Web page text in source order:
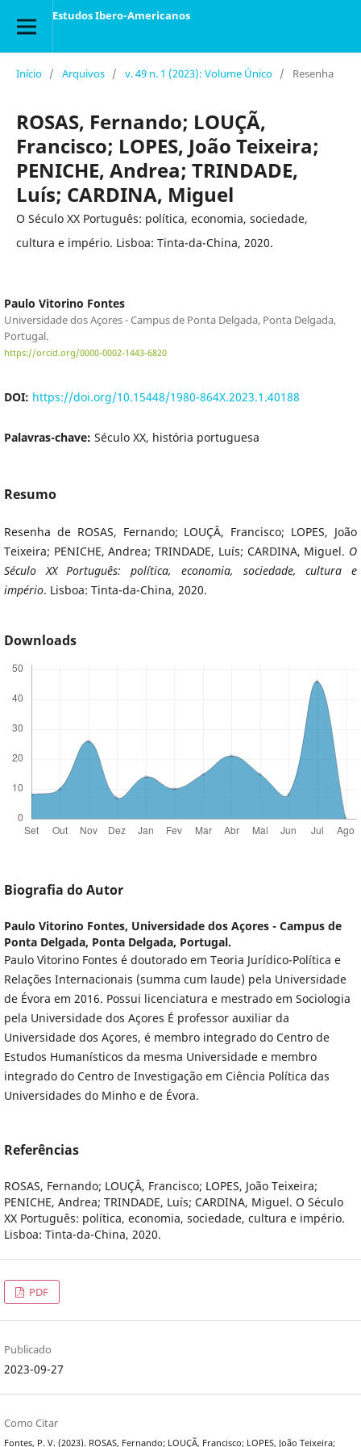
Estudos Ibero-Americanos
Início / Arquivos / v. 49 n. 1 (2023): Volume Único / Resenha
ROSAS, Fernando; LOUÇÃ,
Francisco; LOPES, João Teixeira;
PENICHE, Andrea; TRINDADE,
Luís; CARDINA, Miguel
O Século XX Português: política, economia, sociedade,
cultura e império. Lisboa: Tinta-da-China, 2020.
Paulo Vitorino Fontes
Universidade dos Açores - Campus de Ponta Delgada, Ponta Delgada,
Portugal.
https://orcid.org/0000-0002-1443-6820
DOI: https://doi.org/10.15448/1980-864X.2023.1.40188
Palavras-chave: Século XX, história portuguesa
Resumo
Resenha de ROSAS, Fernando; LOUÇÂ, Francisco; LOPES, João
Teixeira; PENICHE, Andrea; TRINDADE, Luís; CARDINA, Miguel. O
Século XX Português: política, economia, sociedade, cultura e
império. Lisboa: Tinta-da-China, 2020.
Downloads
Biografia do Autor
Paulo Vitorino Fontes, Universidade dos Açores - Campus de
Ponta Delgada, Ponta Delgada, Portugal.
Paulo Vitorino Fontes é doutorado em Teoria Jurídico-Política e
Relações Internacionais (summa cum laude) pela Universidade
de Évora em 2016. Possui licenciatura e mestrado em Sociologia
pela Universidade dos Açores É professor auxiliar da
Universidade dos Açores, é membro integrado do Centro de
Estudos Humanísticos da mesma Universidade e membro
integrado do Centro de Investigação em Ciência Política das
Universidades do Minho e de Évora.
Referências
ROSAS, Fernando; LOUÇÂ, Francisco; LOPES, João Teixeira;
PENICHE, Andrea; TRINDADE, Luís; CARDINA, Miguel. O Século
XX Português: política, economia, sociedade, cultura e império.
Lisboa: Tinta-da-China, 2020.
PDF
Publicado
2023-09-27
Como Citar
Fontes, P. V. (2023). ROSAS, Fernando; LOUÇÃ, Francisco; LOPES, João Teixeira;